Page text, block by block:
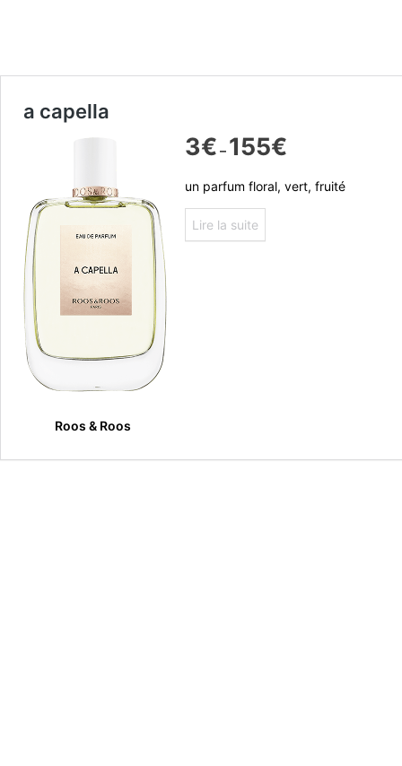
a capella
3€ – 155€
un parfum floral, vert, fruité
Lire la suite
Roos & Roos